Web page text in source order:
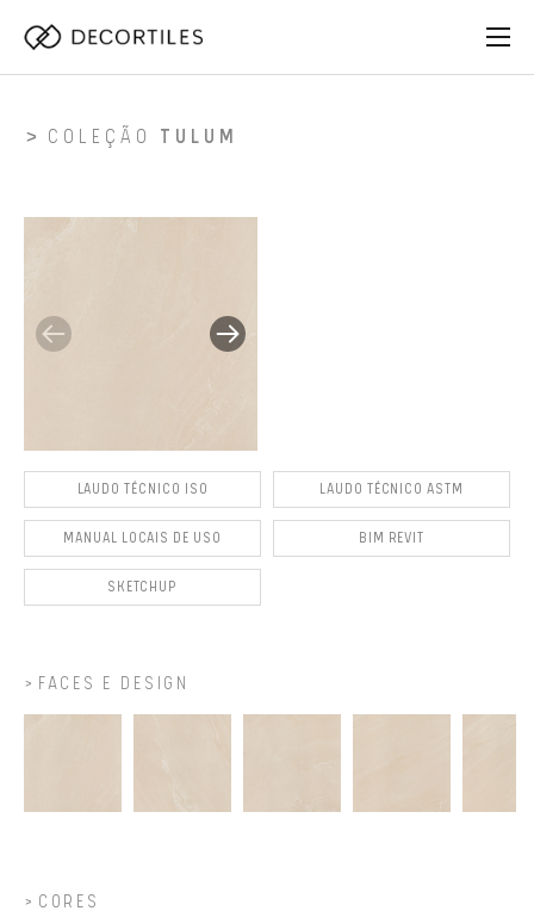
COLEÇÃO TULUM
LAUDO TÉCNICO ISO LAUDO TÉCNICO ASTM
MANUAL LOCAIS DE USO BIM REVIT
SKETCHUP
FACES E DESIGN
CORES